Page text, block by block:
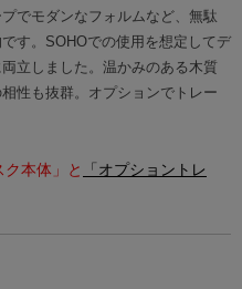
でモダンなフォルムなど、無駄
す。SOHOでの使用を想定してデ
立しました。温かみのある木質
性も抜群。オプションでトレー
本体」と
「オプショントレ